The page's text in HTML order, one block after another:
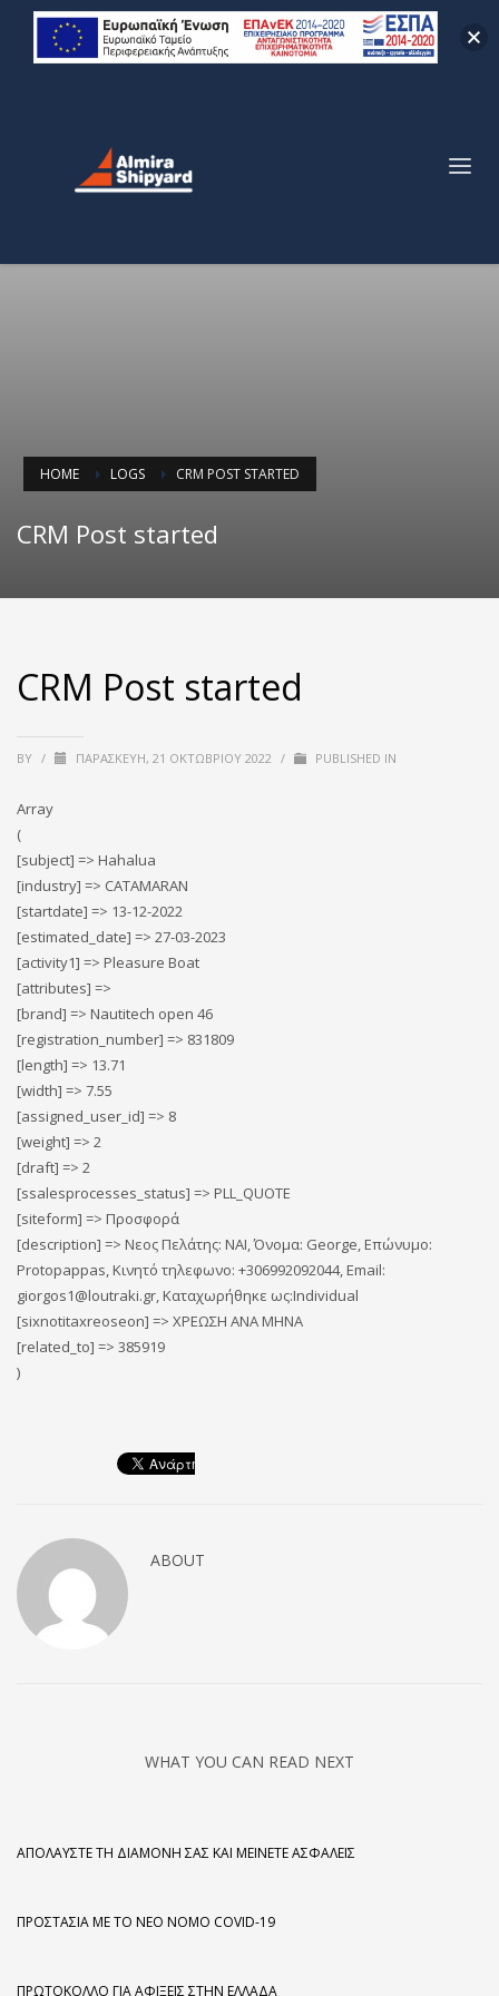
HOME LOGS CRM POST STARTED
CRM Post started
CRM Post started
BY / ΠΑΡΑΣΚΕΥΉ, 21 ΟΚΤΩΒΡΊΟΥ 2022 / PUBLISHED IN
Array
(
[subject] => Hahalua
[industry] => CATAMARAN
[startdate] => 13-12-2022
[estimated_date] => 27-03-2023
[activity1] => Pleasure Boat
[attributes] =>
[brand] => Nautitech open 46
[registration_number] => 831809
[length] => 13.71
[width] => 7.55
[assigned_user_id] => 8
[weight] => 2
[draft] => 2
[ssalesprocesses_status] => PLL_QUOTE
[siteform] => Προσφορά
[description] => Νεος Πελάτης: ΝΑΙ, Όνομα: George, Επώνυμο:
Protopappas, Κινητό τηλεφωνο: +306992092044, Email:
giorgos1@loutraki.gr, Καταχωρήθηκε ως:Individual
[sixnotitaxreoseon] => ΧΡΕΩΣΗ ΑΝΑ ΜΗΝΑ
[related_to] => 385919
)
ABOUT
WHAT YOU CAN READ NEXT
ΑΠΟΛΑΎΣΤΕ ΤΗ ΔΙΑΜΟΝΉ ΣΑΣ ΚΑΙ ΜΕΊΝΕΤΕ ΑΣΦΑΛΕΊΣ
ΠΡΟΣΤΑΣΊΑ ΜΕ ΤΟ ΝΈΟ ΝΌΜΟ COVID-19
ΠΡΩΤΌΚΟΛΛΟ ΓΙΑ ΑΦΊΞΕΙΣ ΣΤΗΝ ΕΛΛΆΔΑ